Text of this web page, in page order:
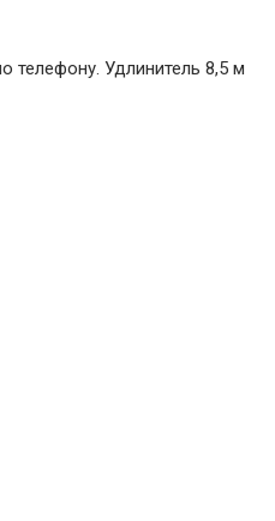
телефону. Удлинитель 8,5 м